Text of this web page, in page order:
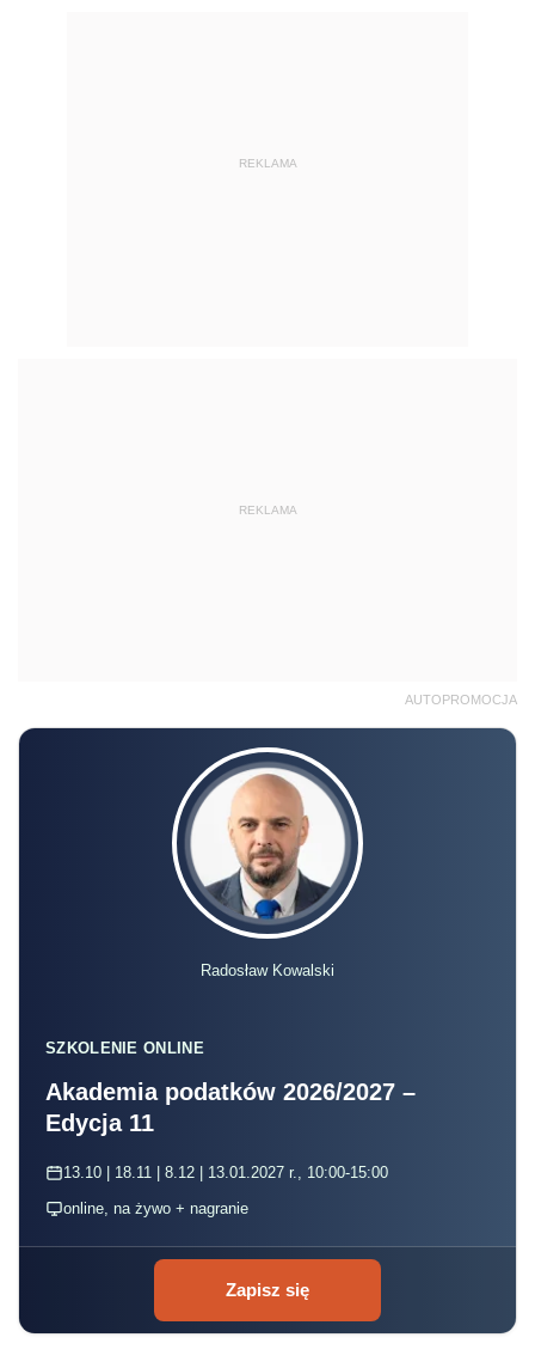
REKLAMA
REKLAMA
AUTOPROMOCJA
Radosław Kowalski
SZKOLENIE ONLINE
Akademia podatków 2026/2027 –
Edycja 11
13.10 | 18.11 | 8.12 | 13.01.2027 r., 10:00-15:00
online, na żywo + nagranie
Zapisz się